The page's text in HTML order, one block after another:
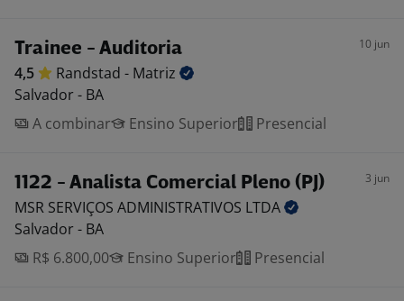
Trainee - Auditoria 10 jun
4,5 Randstad - Matriz
Salvador - BA
A combinar
Ensino Superior Presencial
1122 - Analista Comercial Pleno (PJ) 3 jun
MSR SERVIÇOS ADMINISTRATIVOS LTDA
Salvador - BA
R$ 6.800,00
Ensino Superior Presencial